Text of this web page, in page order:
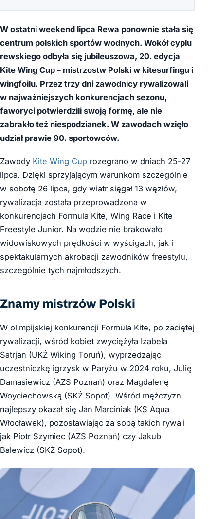
W ostatni weekend lipca Rewa ponownie stała się
centrum polskich sportów wodnych. Wokół cyplu
rewskiego odbyła się jubileuszowa, 20. edycja
Kite Wing Cup – mistrzostw Polski w kitesurfingu i
wingfoilu. Przez trzy dni zawodnicy rywalizowali
w najważniejszych konkurencjach sezonu,
faworyci potwierdzili swoją formę, ale nie
zabrakło też niespodzianek. W zawodach wzięło
udział prawie 90. sportowców.
Zawody Kite Wing Cup rozegrano w dniach 25-27
lipca. Dzięki sprzyjającym warunkom szczególnie
w sobotę 26 lipca, gdy wiatr sięgał 13 węzłów,
rywalizacja została przeprowadzona w
konkurencjach Formula Kite, Wing Race i Kite
Freestyle Junior. Na wodzie nie brakowało
widowiskowych prędkości w wyścigach, jak i
spektakularnych akrobacji zawodników freestylu,
szczególnie tych najmłodszych.
Znamy mistrzów Polski
W olimpijskiej konkurencji Formula Kite, po zaciętej
rywalizacji, wśród kobiet zwyciężyła Izabela
Satrjan (UKŻ Wiking Toruń), wyprzedzając
uczestniczkę igrzysk w Paryżu w 2024 roku, Julię
Damasiewicz (AZS Poznań) oraz Magdalenę
Woyciechowską (SKŻ Sopot). Wśród mężczyzn
najlepszy okazał się Jan Marciniak (KS Aqua
Włocławek), pozostawiając za sobą takich rywali
jak Piotr Szymiec (AZS Poznań) czy Jakub
Balewicz (SKŻ Sopot).